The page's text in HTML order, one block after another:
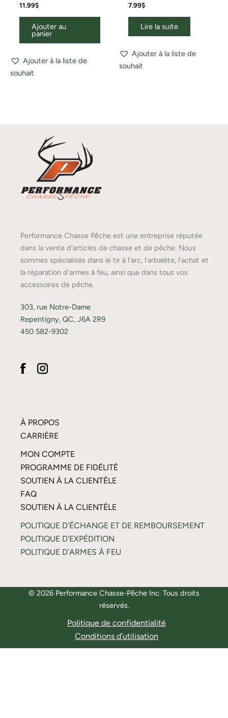
11.99$
Ajouter au
panier
Ajouter à la liste de
souhait
7.99$
Lire la suite
Ajouter à la liste de
souhait
Performance Chasse Pêche est une entreprise réputée
dans la vente d'articles de chasse et de pêche. Nous
sommes spécialisés dans le tir à l'arc, l'arbalète, l'achat et
la réparation d'armes à feu, ainsi que dans tous vos
accessoires de pêche.
303, rue Notre-Dame
Repentigny, QC, J6A 2R9
450 582-9302
À PROPOS
CARRIÈRE
MON COMPTE
PROGRAMME DE FIDÉLITÉ
SOUTIEN À LA CLIENTÈLE
FAQ
SOUTIEN À LA CLIENTÈLE
POLITIQUE D’ÉCHANGE ET DE REMBOURSEMENT
POLITIQUE D’EXPÉDITION
POLITIQUE D’ARMES À FEU
© 2026 Performance Chasse-Pêche Inc. Tous droits
réservés.
Politique de confidentialité
Conditions d’utilisation